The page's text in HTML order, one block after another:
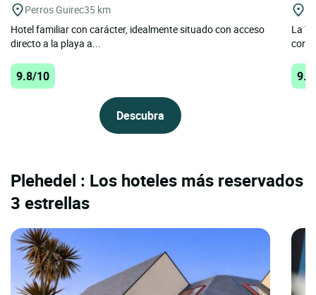
Perros Guirec35 km
Hotel familiar con carácter, idealmente situado con acceso
directo a la playa a...
9.8/10
Descubra
La
Plehedel : Los hoteles más reservados
3 estrellas